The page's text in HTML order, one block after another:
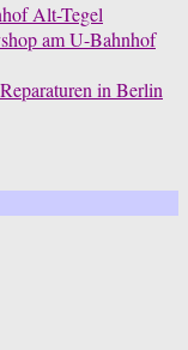
Alt-Tegel
am U-Bahnhof
in Berlin